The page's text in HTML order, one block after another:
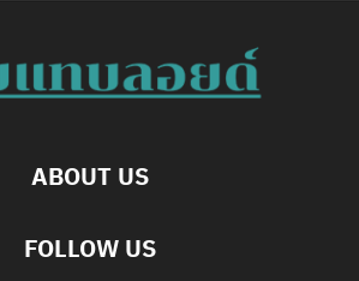
ABOUT US
FOLLOW US